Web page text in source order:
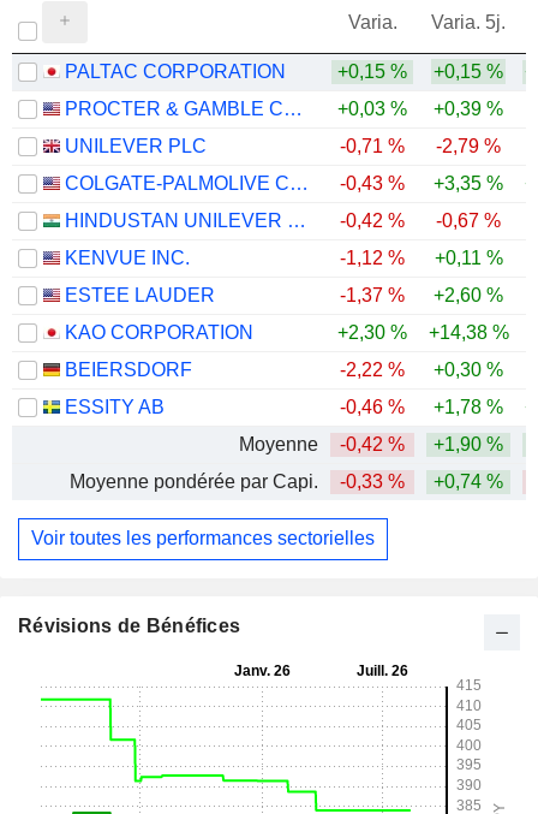
Varia. Varia. 5j.
PALTAC CORPORATION +0,15 % +0,15 %
PROCTER & GAMBLE COMPANY
+0,03 % +0,39 %
UNILEVER PLC
-0,71 % -2,79 %
COLGATE-PALMOLIVE COMPANY
-0,43 % +3,35 %
HINDUSTAN UNILEVER LIMITED
-0,42 % -0,67 %
KENVUE INC.
-1,12 % +0,11 %
ESTEE LAUDER
-1,37 % +2,60 %
KAO CORPORATION
+2,30 % +14,38 %
BEIERSDORF
-2,22 % +0,30 %
ESSITY AB
-0,46 % +1,78 %
Moyenne
-0,42 % +1,90 %
Moyenne pondérée par Capi.
-0,33 % +0,74 %
Voir toutes les performances sectorielles
Révisions de Bénéfices